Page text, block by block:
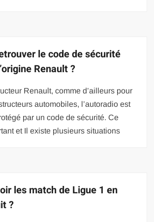
le code de sécurité
Renault ?
Renault, comme d’ailleurs pour
automobiles, l’autoradio est
par un code de sécurité. Ce
et Il existe plusieurs situations
les match de Ligue 1 en
?